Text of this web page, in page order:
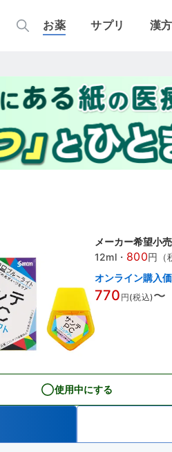
お薬 サプリ 漢
メーカー希望小
12ml・ 800円（
オンライン購入
770 円(税込)〜
使用中にする